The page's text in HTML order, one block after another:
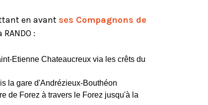
en avant ses Compagnons de
:
Etienne Chateaucreux via les crêts du
la gare d'Andrézieux-Bouthéon
de Forez à travers le Forez jusqu'à la